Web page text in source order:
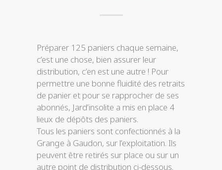
Préparer 125 paniers chaque semaine,
c’est une chose, bien assurer leur
distribution, c’en est une autre ! Pour
permettre une bonne fluidité des retraits
de panier et pour se rapprocher de ses
abonnés, Jard’insolite a mis en place 4
lieux de dépôts des paniers.
Tous les paniers sont confectionnés à la
Grange à Gaudon, sur l’exploitation. Ils
peuvent être retirés sur place ou sur un
autre point de distribution ci-dessous.